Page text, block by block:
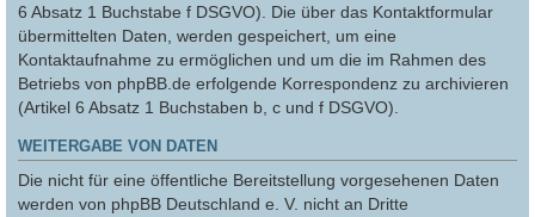
6 Absatz 1 Buchstabe f DSGVO). Die über das Kontaktformular
übermittelten Daten, werden gespeichert, um eine
Kontaktaufnahme zu ermöglichen und um die im Rahmen des
Betriebs von phpBB.de erfolgende Korrespondenz zu archivieren
(Artikel 6 Absatz 1 Buchstaben b, c und f DSGVO).
WEITERGABE VON DATEN
Die nicht für eine öffentliche Bereitstellung vorgesehenen Daten
werden von phpBB Deutschland e. V. nicht an Dritte